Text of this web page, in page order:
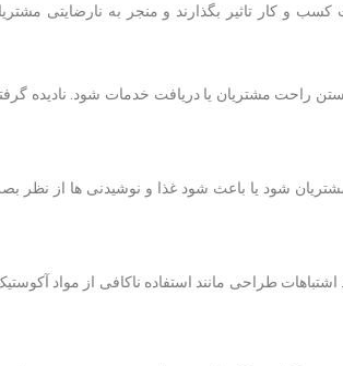
و کار تاثیر بگذارند و منجر به نارضایتی
راحت مشتریان یا دریافت خدمات شود. نادیده
شود یا باعث شود غذا و نوشیدنی ها از نظر
طراحی مانند استفاده ناکافی از مواد